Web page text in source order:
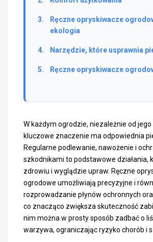
Ręczne opryskiwacze
ekologia
Narzędzie, które usprawnia
Ręczne opryskiwacze
W każdym ogrodzie, niezależnie od jego
kluczowe znaczenie ma odpowiednia
Regularne podlewanie, nawożenie i
szkodnikami to podstawowe działania,
zdrowiu i wyglądzie upraw. Ręczne
ogrodowe umożliwiają precyzyjne i
rozprowadzanie płynów ochronnych
co znacząco zwiększa skuteczność
nim można w prosty sposób zadbać o
warzywa, ograniczając ryzyko chorób i